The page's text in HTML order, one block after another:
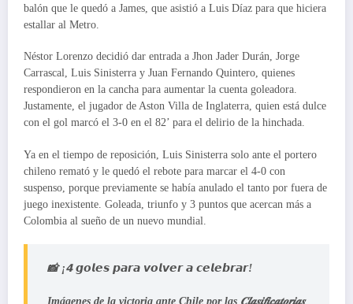
balón que le quedó a James, que asistió a Luis Díaz para que hiciera
estallar al Metro.
Néstor Lorenzo decidió dar entrada a Jhon Jader Durán, Jorge
Carrascal, Luis Sinisterra y Juan Fernando Quintero, quienes
respondieron en la cancha para aumentar la cuenta goleadora.
Justamente, el jugador de Aston Villa de Inglaterra, quien está dulce
con el gol marcó el 3-0 en el 82’ para el delirio de la hinchada.
Ya en el tiempo de reposición, Luis Sinisterra solo ante el portero
chileno remató y le quedó el rebote para marcar el 4-0 con
suspenso, porque previamente se había anulado el tanto por fuera de
juego inexistente. Goleada, triunfo y 3 puntos que acercan más a
Colombia al sueño de un nuevo mundial.
📸 ¡𝟰 𝙜𝙤𝙡𝙚𝙨 𝙥𝙖𝙧𝙖 𝙫𝙤𝙡𝙫𝙚𝙧 𝙖 𝙘𝙚𝙡𝙚𝙗𝙧𝙖𝙧!
Imágenes de la victoria ante Chile por las 𝑪𝒍𝒂𝒔𝒊𝒇𝒊𝒄𝒂𝒕𝒐𝒓𝒊𝒂𝒔